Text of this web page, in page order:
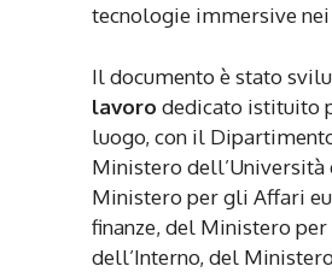
tecnologie immersive
Il documento è stato
lavoro dedicato istituito
luogo, con il
Ministero dell’Università
Ministero per gli Affari
finanze, del Ministero
dell’Interno, del